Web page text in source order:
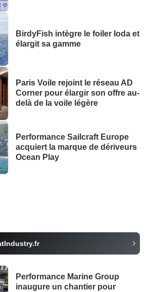
BirdyFish intègre le foiler Ioda et
élargit sa gamme
Paris Voile rejoint le réseau AD
Corner pour élargir son offre au-
delà de la voile légère
Performance Sailcraft Europe
acquiert la marque de dériveurs
Ocean Play
Performance Marine Group
inaugure un chantier pour